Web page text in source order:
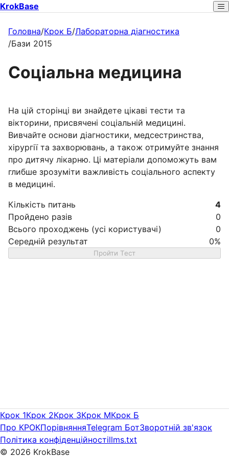
KrokBase
Головна/Крок Б/Лабораторна діагностика
/Бази 2015
Соціальна медицина
На цій сторінці ви знайдете цікаві тести та
вікторини, присвячені соціальній медицині.
Вивчайте основи діагностики, медсестринства,
хірургії та захворювань, а також отримуйте знання
про дитячу лікарню. Ці матеріали допоможуть вам
глибше зрозуміти важливість соціального аспекту
в медицині.
Кількість питань
4
Пройдено разів
0
Всього проходжень (усі користувачі)
0
Середній результат
0%
Пройти Тест
Крок 1Крок 2Крок 3Крок MКрок Б
Про КРОКПорівнянняTelegram БотЗворотній зв'язок
Політика конфіденційностіllms.txt
© 2026 KrokBase